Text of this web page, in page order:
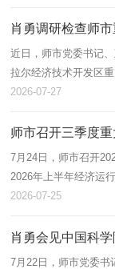
肖勇调研检查师
近日，师市党委书记
拉尔经济技术开发区
目建设推进、防汛抗
2026-07-27
师市召开三季度
7月24日，师市召开
2026年上半年经济运
求，全面总结上半年
2026-07-25
肖勇会见中国科
7月22日，师市党委书